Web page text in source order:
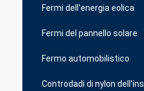
Fermi dell'energia eolica
Fermi del pannello solare
Fermo automobilistico
Controdadi di nylon